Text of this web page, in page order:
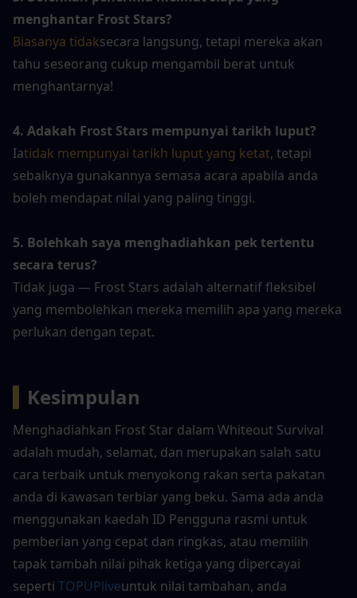
menghantar Frost Stars?
Biasanya tidaksecara langsung, tetapi mereka akan
tahu seseorang cukup mengambil berat untuk
menghantarnya!
4. Adakah Frost Stars mempunyai tarikh luput?
Iatidak mempunyai tarikh luput yang ketat, tetapi
sebaiknya gunakannya semasa acara apabila anda
boleh mendapat nilai yang paling tinggi.
5. Bolehkah saya menghadiahkan pek tertentu
secara terus?
Tidak juga — Frost Stars adalah alternatif fleksibel
yang membolehkan mereka memilih apa yang mereka
perlukan dengan tepat.
Kesimpulan
Menghadiahkan Frost Star dalam Whiteout Survival
adalah mudah, selamat, dan merupakan salah satu
cara terbaik untuk menyokong rakan serta pakatan
anda di kawasan terbiar yang beku. Sama ada anda
menggunakan kaedah ID Pengguna rasmi untuk
pemberian yang cepat dan ringkas, atau memilih
tapak tambah nilai pihak ketiga yang dipercayai
seperti TOPUPliveuntuk nilai tambahan, anda